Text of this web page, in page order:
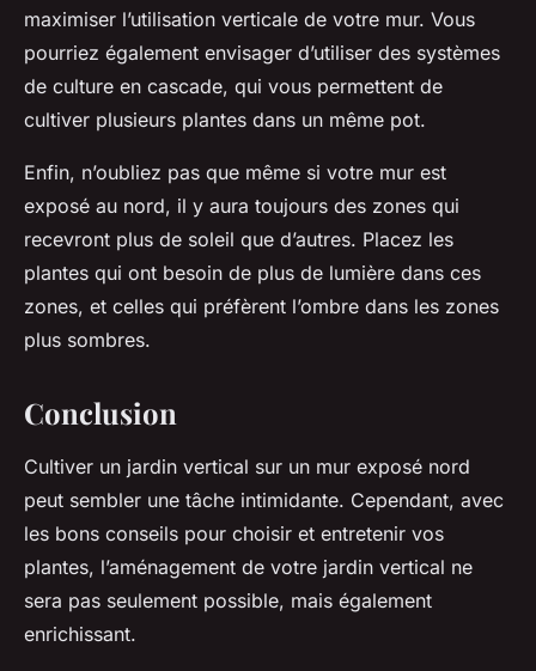
maximiser l’utilisation verticale de votre mur. Vous
pourriez également envisager d’utiliser des systèmes
de culture en cascade, qui vous permettent de
cultiver plusieurs plantes dans un même pot.
Enfin, n’oubliez pas que même si votre mur est
exposé au nord, il y aura toujours des zones qui
recevront plus de soleil que d’autres. Placez les
plantes qui ont besoin de plus de lumière dans ces
zones, et celles qui préfèrent l’ombre dans les zones
plus sombres.
Conclusion
Cultiver un jardin vertical sur un mur exposé nord
peut sembler une tâche intimidante. Cependant, avec
les bons conseils pour choisir et entretenir vos
plantes, l’aménagement de votre jardin vertical ne
sera pas seulement possible, mais également
enrichissant.